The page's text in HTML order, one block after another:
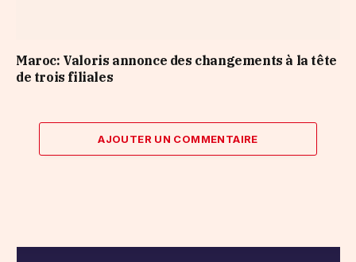
Maroc: Valoris annonce des changements à la tête
de trois filiales
AJOUTER UN COMMENTAIRE